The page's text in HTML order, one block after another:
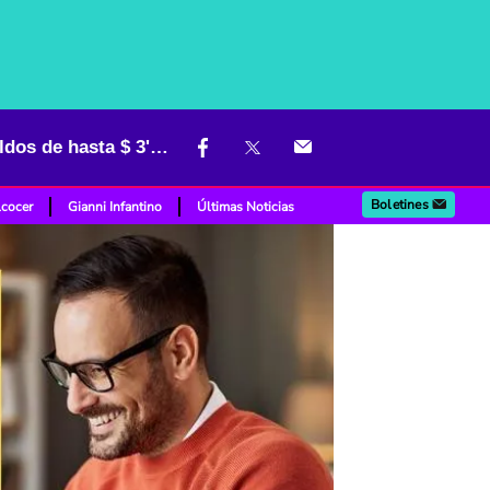
Corona busca empleados sin experiencia para teletrabajar y da sueldos de hasta $ 3'100.000
Gianni Infantino Últimas Noticias Boletines